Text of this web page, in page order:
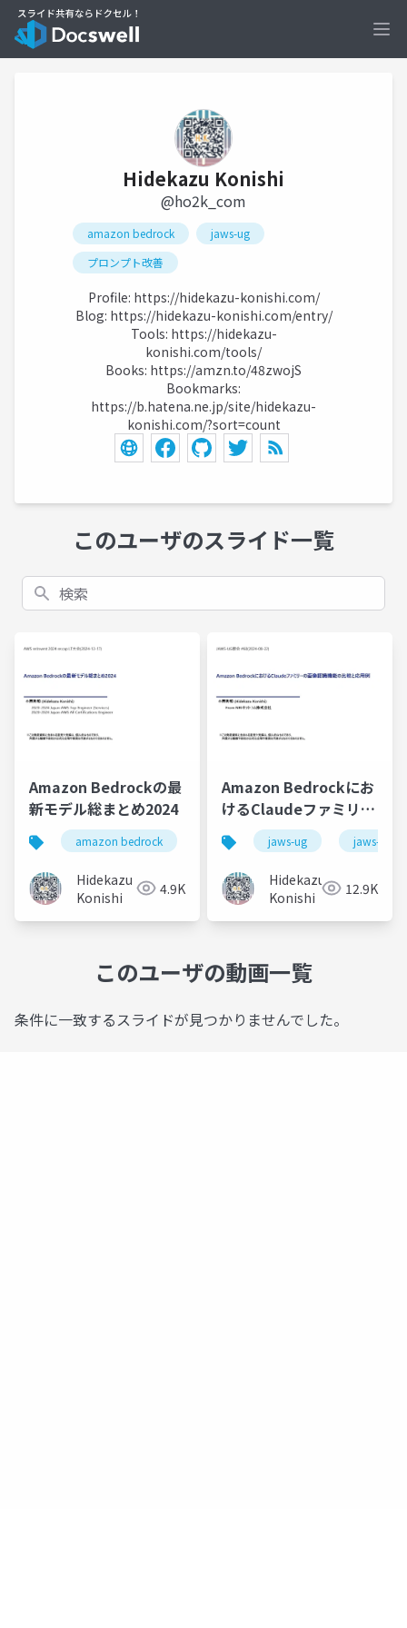
Hidekazu Konishi
@ho2k_com
amazon bedrock
jaws-ug
プロンプト改善
Profile: https://hidekazu-konishi.com/
Blog: https://hidekazu-konishi.com/entry/
Tools: https://hidekazu-
konishi.com/tools/
Books: https://amzn.to/48zwojS
Bookmarks:
https://b.hatena.ne.jp/site/hidekazu-
konishi.com/?sort=count
このユーザのスライド一覧
検索
Amazon Bedrockの最
新モデル総まとめ2024
amazon bedrock amazon nova model
Hidekazu
Konishi
4.9K
Amazon Bedrockにお
けるClaudeファミリー
の画像認識機能の比較
と応用例
jaws-ug jaws-ug朝
Hidekazu
Konishi
12.9K
このユーザの動画一覧
条件に一致するスライドが見つかりませんでした。